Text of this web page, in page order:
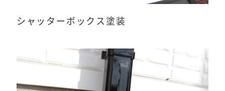
シャッターボックス塗装